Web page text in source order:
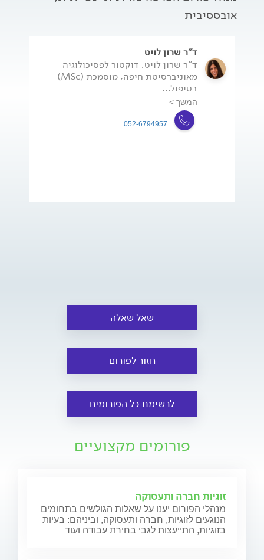
אובססיבית
ד"ר שרון לויט
ד"ר שרון לויט, דוקטור לפסיכולוגיה
מאוניברסיטת חיפה, מוסמכת (MSc)
בטיפול...
המשך >
052-6794957
שאל שאלה
חזור לפורום
לרשימת כל הפורומים
פורומים מקצועיים
זוגיות חברה ותעסוקה
מנהלי הפורום יענו על שאלות הגולשים בתחומים
הנוגעים לזוגיות, חברה ותעסוקה, וביניהם: בעיות
בזוגיות, התייעצות לגבי בחירת עבודה ועוד